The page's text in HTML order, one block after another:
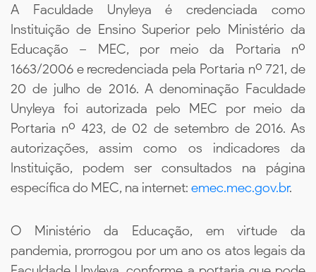
A Faculdade Unyleya é credenciada como
Instituição de Ensino Superior pelo Ministério da
Educação – MEC, por meio da Portaria nº
1663/2006 e recredenciada pela Portaria nº 721, de
20 de julho de 2016. A denominação Faculdade
Unyleya foi autorizada pelo MEC por meio da
Portaria nº 423, de 02 de setembro de 2016. As
autorizações, assim como os indicadores da
Instituição, podem ser consultados na página
específica do MEC, na internet: emec.mec.gov.br.
O Ministério da Educação, em virtude da
pandemia, prorrogou por um ano os atos legais da